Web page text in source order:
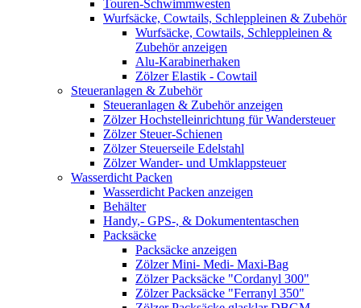
Touren-Schwimmwesten
Wurfsäcke, Cowtails, Schleppleinen & Zubehör
Wurfsäcke, Cowtails, Schleppleinen &
Zubehör anzeigen
Alu-Karabinerhaken
Zölzer Elastik - Cowtail
Steueranlagen & Zubehör
Steueranlagen & Zubehör anzeigen
Zölzer Hochstelleinrichtung für Wandersteuer
Zölzer Steuer-Schienen
Zölzer Steuerseile Edelstahl
Zölzer Wander- und Umklappsteuer
Wasserdicht Packen
Wasserdicht Packen anzeigen
Behälter
Handy,- GPS-, & Dokumententaschen
Packsäcke
Packsäcke anzeigen
Zölzer Mini- Medi- Maxi-Bag
Zölzer Packsäcke "Cordanyl 300"
Zölzer Packsäcke "Ferranyl 350"